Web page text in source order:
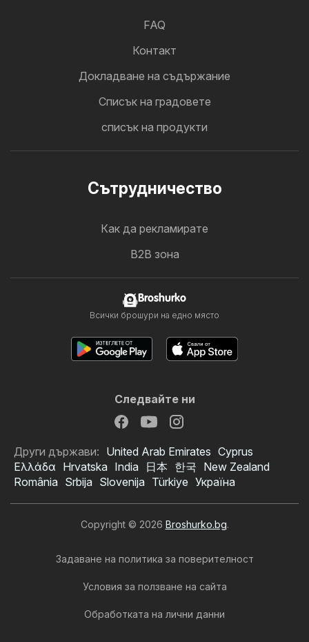
FAQ
Контакт
Докладване на съдържание
Cписък на градовете
списък на продукти
Cътрудничество
Как да рекламирате
B2B зона
Broshurko
Всички брошури на едно място
Следвайте ни
Други държави: United Arab Emirates Cyprus
Ελλάδα Hrvatska India 日本 한국 New Zealand
România Srbija Slovenija Türkiye Україна
Copyright © 2026 Broshurko.bg.
Задаване на политика за поверителност
Условия за ползване на сайта
Обработката на лични данни